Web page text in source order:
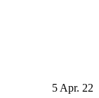
5 Apr. 22